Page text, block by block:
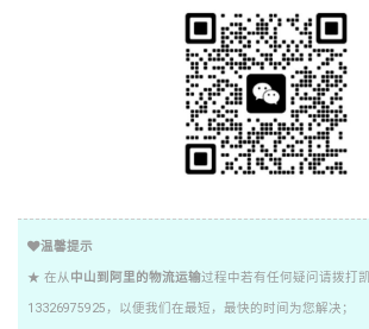
温馨提示
★ 在从中山到阿里的物流运输过程中若有任何疑问请拨打
13326975925，以便我们在最短，最快的时间为您解决；